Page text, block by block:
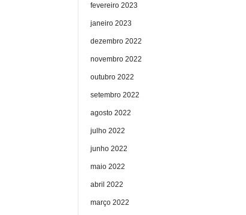
fevereiro 2023
janeiro 2023
dezembro 2022
novembro 2022
outubro 2022
setembro 2022
agosto 2022
julho 2022
junho 2022
maio 2022
abril 2022
março 2022